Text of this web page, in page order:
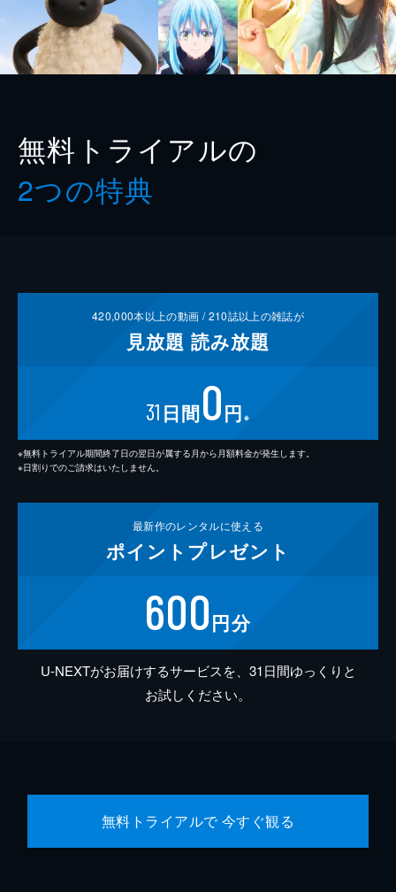
無料トライアルの
2つの特典
420,000本以上の動画 /210誌以上の雑誌が
見放題 読み放題
31 日間0円 ※
※無料トライアル期間終了日の翌日が属する月から月額料金が発生します。
※日割りでのご請求はいたしません。
最新作のレンタルに使える
ポイント プレゼント
600円分
U-NEXTがお届けするサービスを、31日間ゆっくりと
お試しください。
無料トライアルで 今すぐ観る